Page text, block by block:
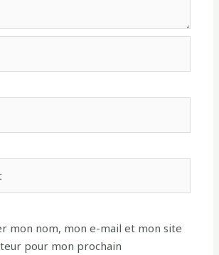
mon nom, mon e-mail et mon site
pour mon prochain